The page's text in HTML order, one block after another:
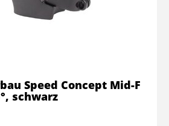
Speed Concept Mid-F
schwarz